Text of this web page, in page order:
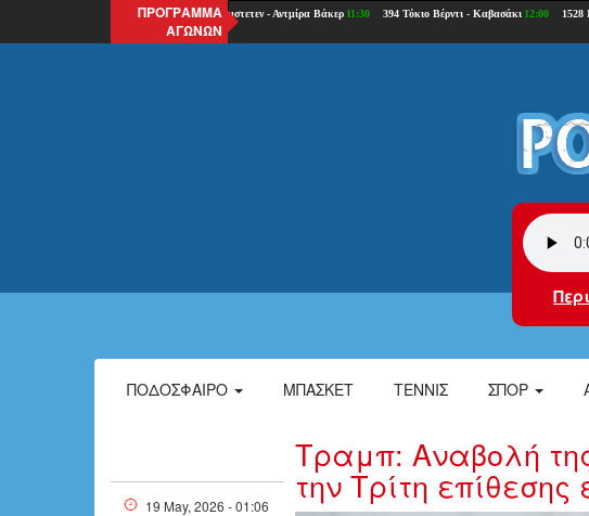
ΠΡΟΓΡΑΜΜΑ
ΑΓΩΝΩΝ
ΠΟΔΌΣΦΑΙΡΟ ΜΠΆΣΚΕΤ ΤΈΝΝΙΣ ΣΠΟΡ
19 May, 2026 - 01:06
Τραμπ: Αναβολή
την Τρίτη επίθεσης